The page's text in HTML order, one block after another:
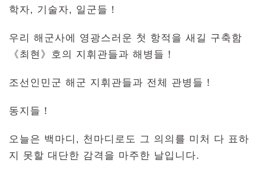
학자, 기술자, 일군들！
우리 해군사에 영광스러운 첫 항적을 새길 구축함
《최현》호의 지휘관들과 해병들！
조선인민군 해군 지휘관들과 전체 관병들！
동지들！
오늘은 백마디, 천마디로도 그 의의를 미처 다 표하
지 못할 대단한 감격을 마주한 날입니다.